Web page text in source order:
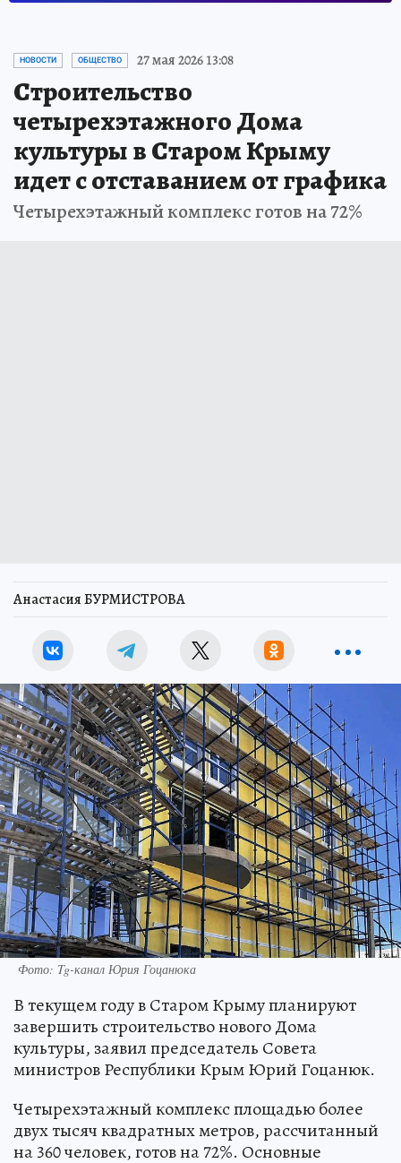
НОВОСТИ ОБЩЕСТВО 27 мая 2026 13:08
Строительство
четырехэтажного Дома
культуры в Старом Крыму
идет с отставанием от графика
Четырехэтажный комплекс готов на 72%
Анастасия БУРМИСТРОВА
Фото: Tg-канал Юрия Гоцанюка
В текущем году в Старом Крыму планируют
завершить строительство нового Дома
культуры, заявил председатель Совета
министров Республики Крым Юрий Гоцанюк.
Четырехэтажный комплекс площадью более
двух тысяч квадратных метров, рассчитанный
на 360 человек, готов на 72%. Основные